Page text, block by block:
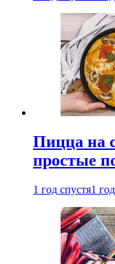
Пицца на
простые
1 год спустя1